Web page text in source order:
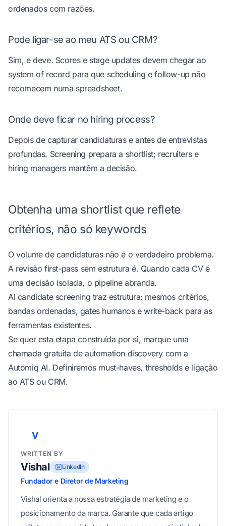
ordenados com razões.
Pode ligar-se ao meu ATS ou CRM?
Sim, e deve. Scores e stage updates devem chegar ao
system of record para que scheduling e follow-up não
recomecem numa spreadsheet.
Onde deve ficar no hiring process?
Depois de capturar candidaturas e antes de entrevistas
profundas. Screening prepara a shortlist; recruiters e
hiring managers mantêm a decisão.
Obtenha uma shortlist que reflete
critérios, não só keywords
O volume de candidaturas não é o verdadeiro problema.
A revisão first-pass sem estrutura é. Quando cada CV é
uma decisão isolada, o pipeline abranda.
AI candidate screening traz estrutura: mesmos critérios,
bandas ordenadas, gates humanos e write-back para as
ferramentas existentes.
Se quer esta etapa construída por si, marque uma
chamada gratuita de automation discovery com a
Automiq AI. Definiremos must-haves, thresholds e ligação
ao ATS ou CRM.
V
WRITTEN BY
Vishal LinkedIn
Fundador e Diretor de Marketing
Vishal orienta a nossa estratégia de marketing e o
posicionamento da marca. Garante que cada artigo